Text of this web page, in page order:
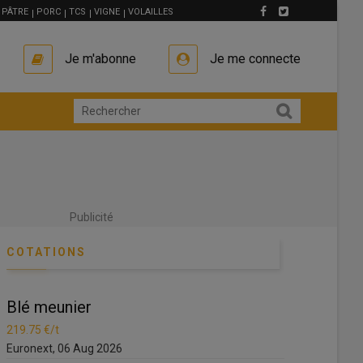
PÂTRE PORC TCS VIGNE VOLAILLES
Je m'abonne Je me connecte
Publicité
COTATIONS